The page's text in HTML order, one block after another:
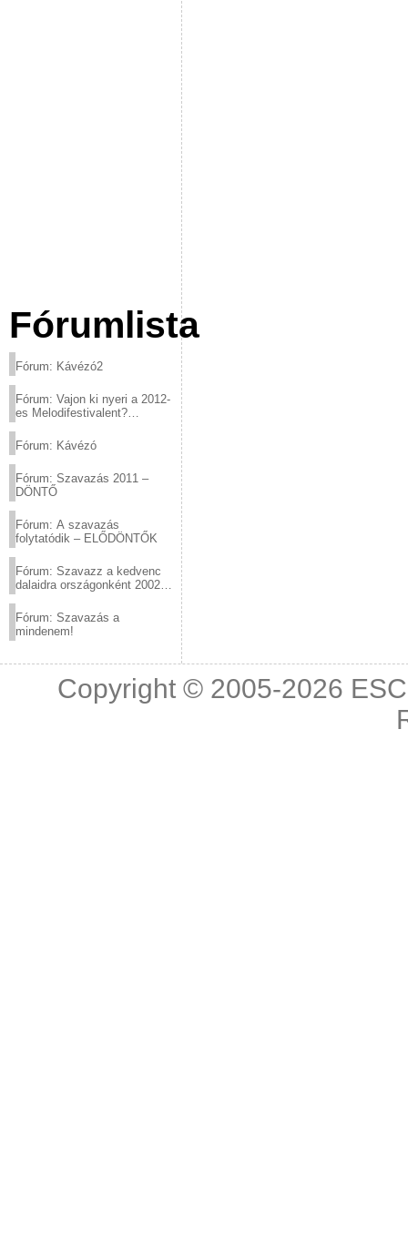
Fórumlista
Fórum: Kávézó2
Fórum: Vajon ki nyeri a 2012-
es Melodifestivalent?
Fórum: Kávézó
Fórum: Szavazás 2011 –
DÖNTŐ
Fórum: A szavazás
folytatódik – ELŐDÖNTŐK
Fórum: Szavazz a kedvenc
dalaidra országonként 2002
Fórum: Szavazás a
mindenem!
Copyright © 2005-2026